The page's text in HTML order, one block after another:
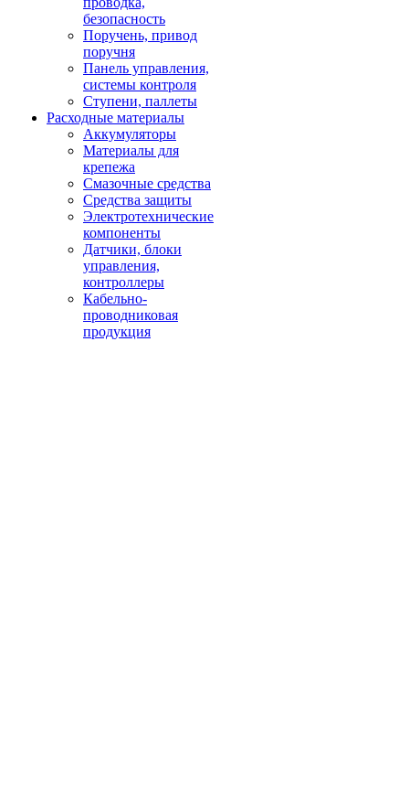
безопасность
Поручень, привод
поручня
Панель управления,
системы контроля
Ступени, паллеты
Расходные материалы
Аккумуляторы
Материалы для
крепежа
Смазочные средства
Средства защиты
Электротехнические
компоненты
Датчики, блоки
управления,
контроллеры
Кабельно-
проводниковая
продукция